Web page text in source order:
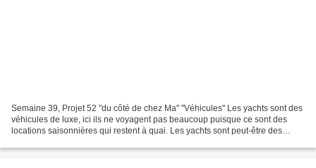
Semaine 39, Projet 52 "du côté de chez Ma" "Véhicules" Les yachts sont des
véhicules de luxe, ici ils ne voyagent pas beaucoup puisque ce sont des
locations saisonnières qui restent à quai. Les yachts sont peut-être des